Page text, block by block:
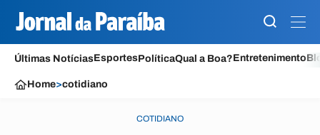
Últimas NotíciasEsportesPolíticaQual a Boa?Entretenimento
Home>cotidiano
COTIDIANO